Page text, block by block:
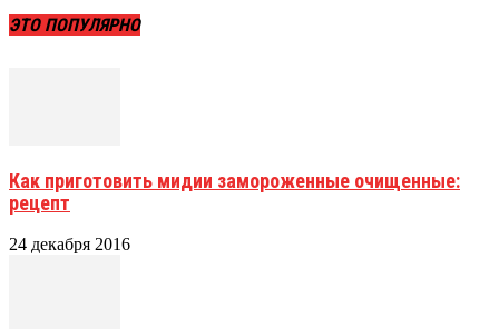
ЭТО ПОПУЛЯРНО
Как приготовить мидии замороженные очищенные:
рецепт
24 декабря 2016